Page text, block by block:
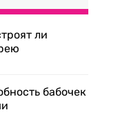
ли
бабочек